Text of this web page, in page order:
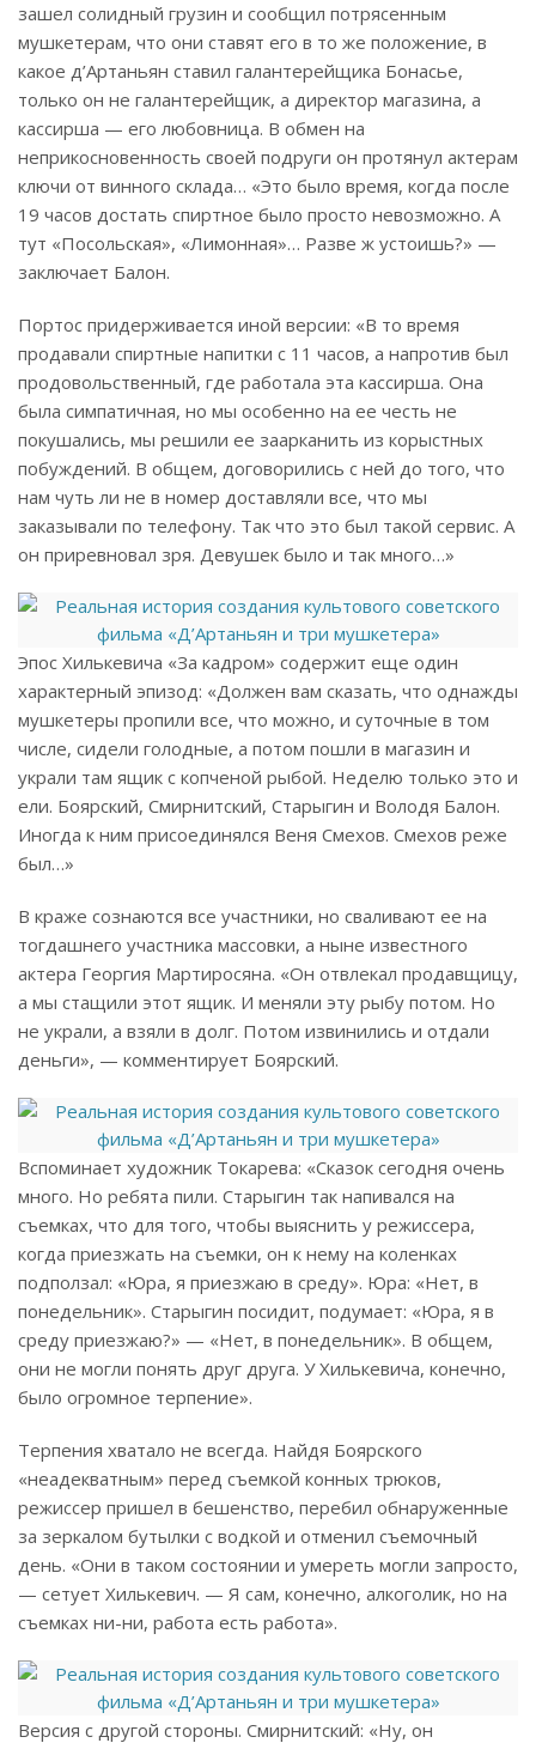
зашел солидный грузин и сообщил потрясенным
мушкетерам, что они ставят его в то же положение, в
какое д’Артаньян ставил галантерейщика Бонасье,
только он не галантерейщик, а директор магазина, а
кассирша — его любовница. В обмен на
неприкосновенность своей подруги он протянул актерам
ключи от винного склада… «Это было время, когда после
19 часов достать спиртное было просто невозможно. А
тут «Посольская», «Лимонная»… Разве ж устоишь?» —
заключает Балон.
Портос придерживается иной версии: «В то время
продавали спиртные напитки с 11 часов, а напротив был
продовольственный, где работала эта кассирша. Она
была симпатичная, но мы особенно на ее честь не
покушались, мы решили ее заарканить из корыстных
побуждений. В общем, договорились с ней до того, что
нам чуть ли не в номер доставляли все, что мы
заказывали по телефону. Так что это был такой сервис. А
он приревновал зря. Девушек было и так много…»
Эпос Хилькевича «За кадром» содержит еще один
характерный эпизод: «Должен вам сказать, что однажды
мушкетеры пропили все, что можно, и суточные в том
числе, сидели голодные, а потом пошли в магазин и
украли там ящик с копченой рыбой. Неделю только это и
ели. Боярский, Смирнитский, Старыгин и Володя Балон.
Иногда к ним присоединялся Веня Смехов. Смехов реже
был…»
В краже сознаются все участники, но сваливают ее на
тогдашнего участника массовки, а ныне известного
актера Георгия Мартиросяна. «Он отвлекал продавщицу,
а мы стащили этот ящик. И меняли эту рыбу потом. Но
не украли, а взяли в долг. Потом извинились и отдали
деньги», — комментирует Боярский.
Вспоминает художник Токарева: «Сказок сегодня очень
много. Но ребята пили. Старыгин так напивался на
съемках, что для того, чтобы выяснить у режиссера,
когда приезжать на съемки, он к нему на коленках
подползал: «Юра, я приезжаю в среду». Юра: «Нет, в
понедельник». Старыгин посидит, подумает: «Юра, я в
среду приезжаю?» — «Нет, в понедельник». В общем,
они не могли понять друг друга. У Хилькевича, конечно,
было огромное терпение».
Терпения хватало не всегда. Найдя Боярского
«неадекватным» перед съемкой конных трюков,
режиссер пришел в бешенство, перебил обнаруженные
за зеркалом бутылки с водкой и отменил съемочный
день. «Они в таком состоянии и умереть могли запросто,
— сетует Хилькевич. — Я сам, конечно, алкоголик, но на
съемках ни-ни, работа есть работа».
Версия с другой стороны. Смирнитский: «Ну, он